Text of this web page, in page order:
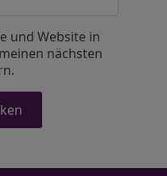
und Website in
nächsten